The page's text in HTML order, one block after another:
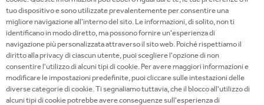
Distribuzione e vendita di bevande sull’intero
territorio di Coca-Cola HBC Italia in linea con
la visione the leading 24/7 beverage partner
Scopri di più scaricando il documento in allegato
QUALITÀ E SICUREZZA ALIMENTARE, SALUTE E SICUREZZA, AMBIENTE
tuo dispositivo e sono utilizzate prevalentemente per consentire una
migliore navigazione all'interno del sito. Le informazioni, di solito, non ti
identificano in modo diretto, ma possono fornire un'esperienza di
navigazione più personalizzata attraverso il sito web. Poiché rispettiamo il
diritto alla privacy di ciascun utente, puoi scegliere l'opzione di non
consentire l'utilizzo di alcuni tipi di cookie. Per avere maggiori informazioni e
modificare le impostazioni predefinite, puoi cliccare sulle intestazioni delle
diverse categorie di cookie. Ti segnaliamo tuttavia, che il blocco all'utilizzo di
alcuni tipi di cookie potrebbe avere conseguenze sull'esperienza di